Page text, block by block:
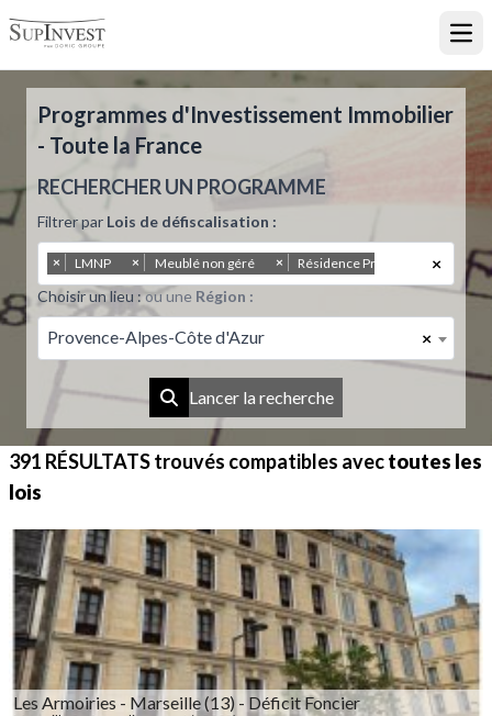
Programmes d'Investissement Immobilier
- Toute la France
RECHERCHER UN PROGRAMME
Filtrer par Lois de défiscalisation :
×
× LMNP × Meublé non géré × Résidence Principale
Choisir un lieu :ou une Région :
×
Provence-Alpes-Côte d'Azur
Lancer la recherche
391 RÉSULTATStrouvés compatibles avectoutes les
lois
Les Armoiries - Marseille (13) - Déficit Foncier